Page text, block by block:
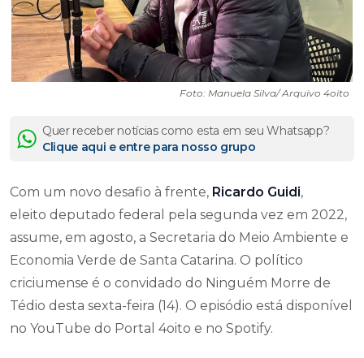
Foto: Manuela Silva/ Arquivo 4oito
Quer receber notícias como esta em seu Whatsapp?
Clique aqui e entre para nosso grupo
Com um novo desafio à frente, Ricardo Guidi,
eleito deputado federal pela segunda vez em 2022,
assume, em agosto, a Secretaria do Meio Ambiente e
Economia Verde de Santa Catarina. O político
criciumense é o convidado do Ninguém Morre de
Tédio desta sexta-feira (14). O episódio está disponível
no YouTube do Portal 4oito e no Spotify.